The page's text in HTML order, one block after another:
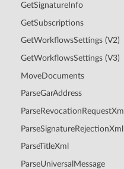
GetSignatureInfo
GetSubscriptions
GetWorkflowsSettings (V2)
GetWorkflowsSettings (V3)
MoveDocuments
ParseGarAddress
ParseRevocationRequestXml
ParseSignatureRejectionXml
ParseTitleXml
ParseUniversalMessage